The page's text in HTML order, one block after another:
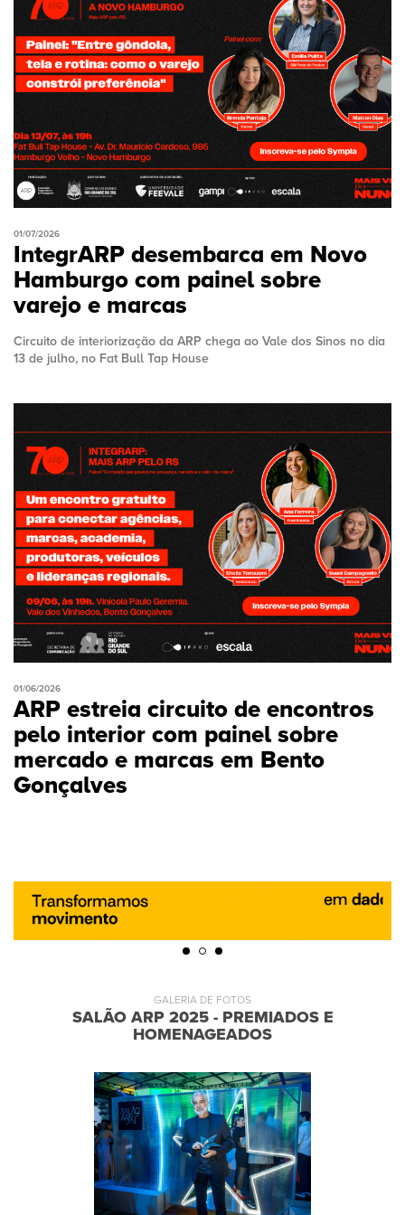
01/07/2026
IntegrARP desembarca em Novo
Hamburgo com painel sobre
varejo e marcas
Circuito de interiorização da ARP chega ao Vale dos Sinos no dia
13 de julho, no Fat Bull Tap House
01/06/2026
ARP estreia circuito de encontros
pelo interior com painel sobre
mercado e marcas em Bento
Gonçalves
GALERIA DE FOTOS
SALÃO ARP 2025 - PREMIADOS E
HOMENAGEADOS